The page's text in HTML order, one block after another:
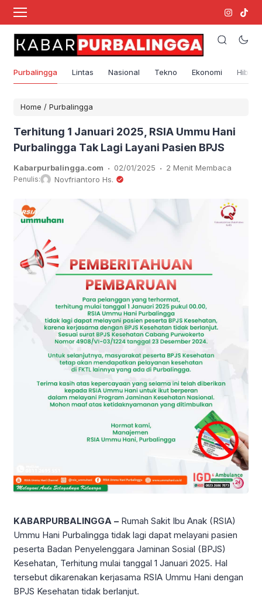
Purbalingga Lintas Nasional Tekno Ekonomi
Home / Purbalingga
Terhitung 1 Januari 2025, RSIA Ummu Hani
Purbalingga Tak Lagi Layani Pasien BPJS
Kabarpurbalingga.com . 02/01/2025 . 2 Menit Membaca
Penulis: Novfriantoro Hs.
KABARPURBALINGGA – Rumah Sakit Ibu Anak (RSIA)
Ummu Hani Purbalingga tidak lagi dapat melayani pasien
peserta Badan Penyelenggara Jaminan Sosial (BPJS)
Kesehatan, Terhitung mulai tanggal 1 Januari 2025. Hal
tersebut dikarenakan kerjasama RSIA Ummu Hani dengan
BPJS Kesehatan tidak berlanjut.